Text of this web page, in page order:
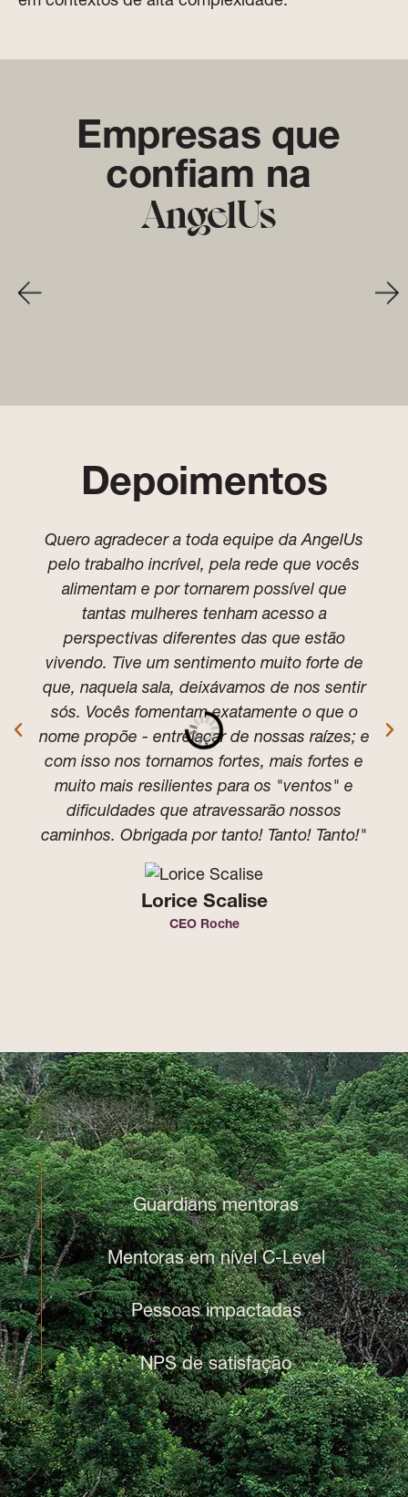
Empresas que
confiam na
AngelUs
Depoimentos
Quero agradecer a toda equipe da AngelUs
pelo trabalho incrível, pela rede que vocês
alimentam e por tornarem possível que
tantas mulheres tenham acesso a
perspectivas diferentes das que estão
vivendo. Tive um sentimento muito forte de
que, naquela sala, deixávamos de nos sentir
sós. Vocês fomentam exatamente o que o
nome propõe - entrelaçar de nossas raízes; e
com isso nos tornamos fortes, mais fortes e
muito mais resilientes para os "ventos" e
dificuldades que atravessarão nossos
caminhos. Obrigada por tanto! Tanto! Tanto!"
Lorice Scalise
CEO Roche
Guardians mentoras
Mentoras em nível C-Level
Pessoas impactadas
NPS de satisfação